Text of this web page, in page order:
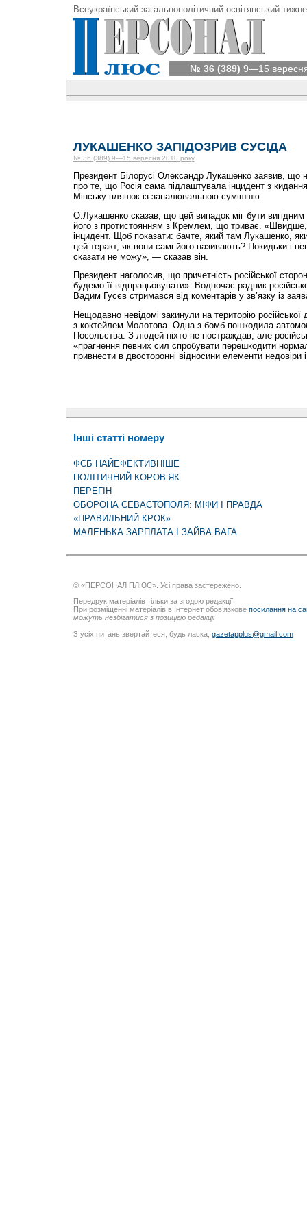
Всеукраїнський загальнополітичний освітянський
№ 36 (389) 9—15
ЛУКАШЕНКО ЗАПІДОЗРИВ СУСІДА
№ 36 (389) 9—15 вересня 2010 року
Президент Білорусі Олександр Лукашенко заявив, що
про те, що Росія сама підлаштувала інцидент з
Мінську пляшок із запалювальною сумішшю.
О.Лукашенко сказав, що цей випадок міг бути вигідним
його з протистоянням з Кремлем, що триває. «Швидше,
інцидент. Щоб показати: бачте, який там Лукашенко,
цей теракт, як вони самі його називають? Покидьки і
сказати не можу», — сказав він.
Президент наголосив, що причетність російської
будемо її відпрацьовувати». Водночас радник
Вадим Гусєв стримався від коментарів у зв’язку із
Нещодавно невідомі закинули на територію російської
з коктейлем Молотова. Одна з бомб пошкодила
Посольства. З людей ніхто не постраждав, але
«прагнення певних сил спробувати перешкодити
привнести в двосторонні відносини елементи недовіри
Інші статті номеру
ФСБ НАЙЕФЕКТИВНІШЕ
ПОЛІТИЧНИЙ КОРОВ’ЯК
ПЕРЕГІН
ОБОРОНА СЕВАСТОПОЛЯ: МІФИ І ПРАВДА
«ПРАВИЛЬНИЙ КРОК»
МАЛЕНЬКА ЗАРПЛАТА І ЗАЙВА ВАГА
© «ПЕРСОНАЛ ПЛЮС». Усі права застережено.
Передрук матеріалів тільки за згодою редакції.
При розміщенні матеріалів в Інтернет обов’язкове посилання на
можуть незбігатися з позицією редакції
З усіх питань звертайтеся, будь ласка, gazetapplus@gmail.com